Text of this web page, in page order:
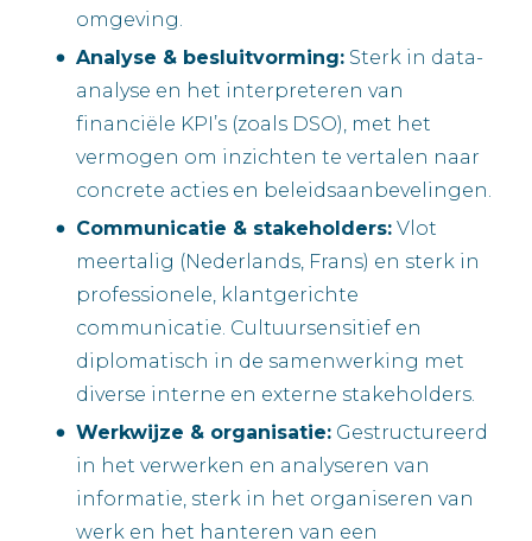
omgeving.
Analyse & besluitvorming: Sterk in data-
analyse en het interpreteren van
financiële KPI’s (zoals DSO), met het
vermogen om inzichten te vertalen naar
concrete acties en beleidsaanbevelingen.
Communicatie & stakeholders: Vlot
meertalig (Nederlands, Frans) en sterk in
professionele, klantgerichte
communicatie. Cultuursensitief en
diplomatisch in de samenwerking met
diverse interne en externe stakeholders.
Werkwijze & organisatie: Gestructureerd
in het verwerken en analyseren van
informatie, sterk in het organiseren van
werk en het hanteren van een